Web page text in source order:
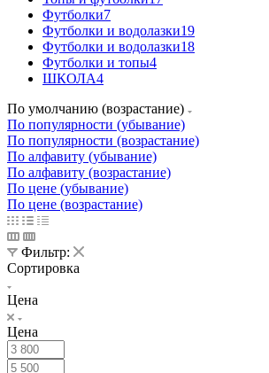
Футболки7
Футболки и водолазки19
Футболки и водолазки18
Футболки и топы4
ШКОЛА4
По умолчанию (возрастание)
По популярности (убывание)
По популярности (возрастание)
По алфавиту (убывание)
По алфавиту (возрастание)
По цене (убывание)
По цене (возрастание)
Фильтр:
Сортировка
Цена
Цена